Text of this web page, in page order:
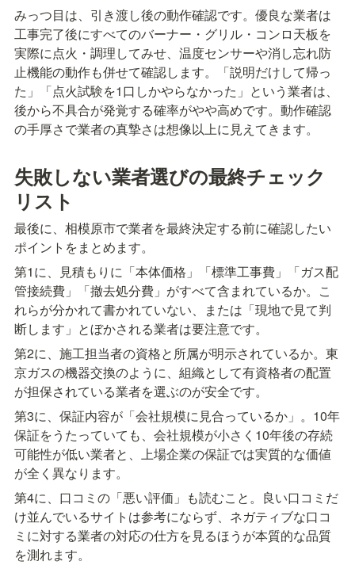
みっつ目は、引き渡し後の動作確認です。優良な業者は
工事完了後にすべてのバーナー・グリル・コンロ天板を
実際に点火・調理してみせ、温度センサーや消し忘れ防
止機能の動作も併せて確認します。「説明だけして帰っ
た」「点火試験を1口しかやらなかった」という業者は、
後から不具合が発覚する確率がやや高めです。動作確認
の手厚さで業者の真摯さは想像以上に見えてきます。
失敗しない業者選びの最終チェック
リスト
最後に、相模原市で業者を最終決定する前に確認したい
ポイントをまとめます。
第1に、見積もりに「本体価格」「標準工事費」「ガス配
管接続費」「撤去処分費」がすべて含まれているか。こ
れらが分かれて書かれていない、または「現地で見て判
断します」とぼかされる業者は要注意です。
第2に、施工担当者の資格と所属が明示されているか。東
京ガスの機器交換のように、組織として有資格者の配置
が担保されている業者を選ぶのが安全です。
第3に、保証内容が「会社規模に見合っているか」。10年
保証をうたっていても、会社規模が小さく10年後の存続
可能性が低い業者と、上場企業の保証では実質的な価値
が全く異なります。
第4に、口コミの「悪い評価」も読むこと。良い口コミだ
け並んでいるサイトは参考にならず、ネガティブな口コ
ミに対する業者の対応の仕方を見るほうが本質的な品質
を測れます。